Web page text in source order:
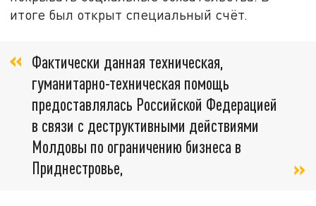
итоге был открыт специальный счёт.
Фактически данная техническая,
гуманитарно-техническая помощь
предоставлялась Российской Федерацией
в связи с деструктивными действиями
Молдовы по ограничению бизнеса в
Приднестровье,